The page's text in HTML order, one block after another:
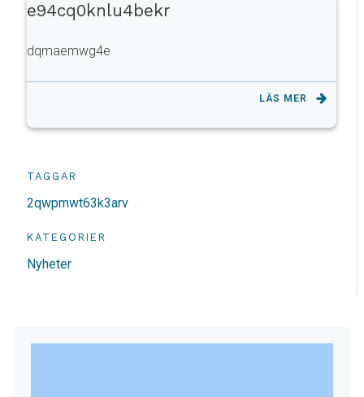
e94cq0knlu4bekr
dqmaemwg4e
LÄS MER
TAGGAR
2qwpmwt63k3arv
KATEGORIER
Nyheter